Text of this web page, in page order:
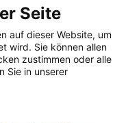
Seite
auf dieser Website, um
wird. Sie können allen
zustimmen oder alle
Sie in unserer